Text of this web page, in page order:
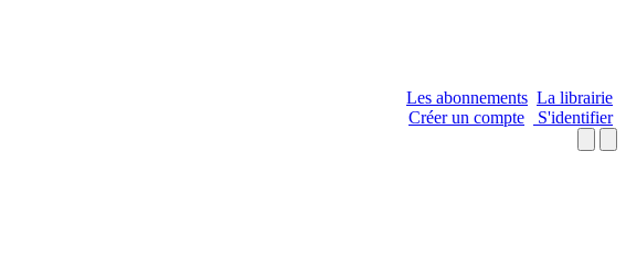
Les abonnements La librairie
Créer un compte
S'identifier